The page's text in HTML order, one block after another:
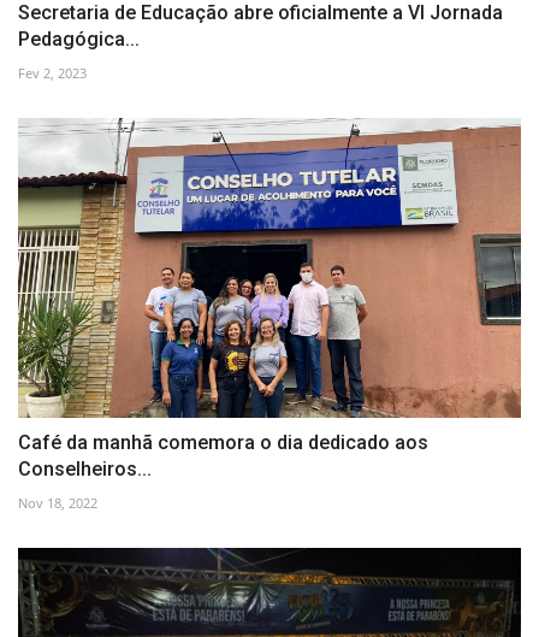
Secretaria de Educação abre oficialmente a VI Jornada
Pedagógica...
Fev 2, 2023
Café da manhã comemora o dia dedicado aos
Conselheiros...
Nov 18, 2022